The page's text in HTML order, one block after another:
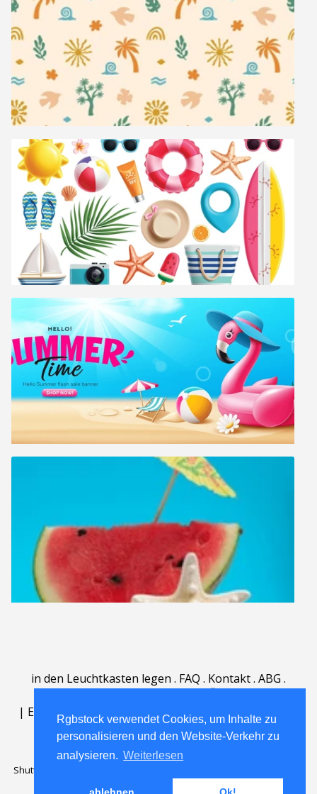
Rgbstock verwendet Cookies, um Inhalte zu
personalisieren und den Website-Verkehr zu
analysieren. Weiterlesen
in den Leuchtkasten legen . FAQ . Kontakt. ABG .
| English | Deutsch Español | Polski | Português
Nederlands|
Shutterstock official partner of Rgbstock
Rgbstock